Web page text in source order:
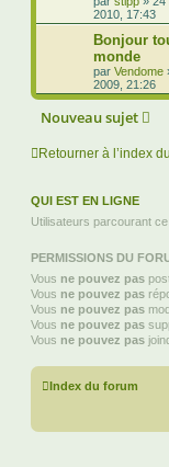
2010, 17:43
Bonjour
monde
par Vendome
2009, 21:26
Nouveau sujet
Retourner à l’index
QUI EST EN LIGNE
Utilisateurs parcourant
PERMISSIONS DU
Vous ne pouvez pas
Vous ne pouvez pas
Vous ne pouvez pas
Vous ne pouvez pas
Vous ne pouvez pas
Index du forum